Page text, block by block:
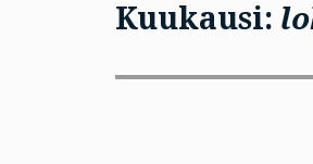
Kuukausi: